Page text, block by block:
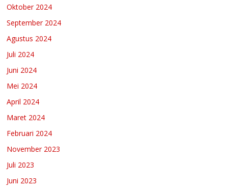
Oktober 2024
September 2024
Agustus 2024
Juli 2024
Juni 2024
Mei 2024
April 2024
Maret 2024
Februari 2024
November 2023
Juli 2023
Juni 2023